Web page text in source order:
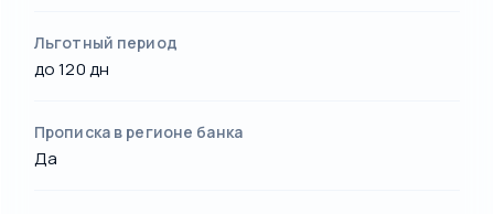
Льготный период
до 120 дн
Прописка в регионе банка
Да